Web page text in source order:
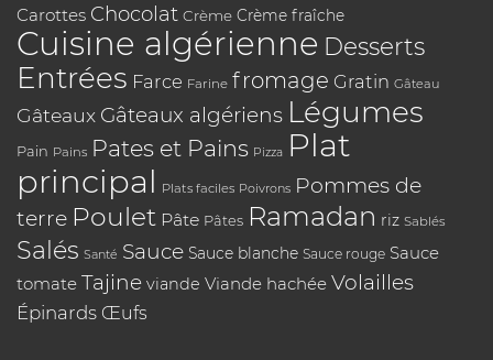
Carottes Chocolat Crème Crème fraîche
Cuisine algérienne Desserts
Entrées Farce Farine fromage Gratin Gâteau
Gâteaux Gâteaux algériens Légumes
Pain Pains Pates et Pains Pizza Plat
principal Plats faciles Poivrons Pommes de
terre Poulet Pâte Pâtes Ramadan riz Sablés
Salés Santé Sauce Sauce blanche Sauce rouge Sauce
tomate Tajine viande Viande hachée Volailles
Épinards Œufs